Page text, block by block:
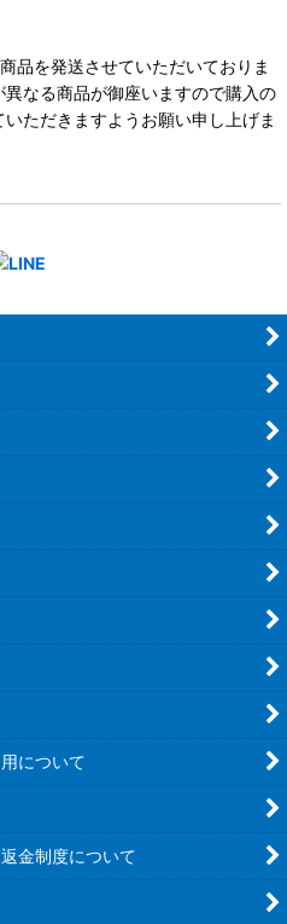
品を発送させていただいておりま
なる商品が御座いますので購入の
ただきますようお願い申し上げま
について
金制度について